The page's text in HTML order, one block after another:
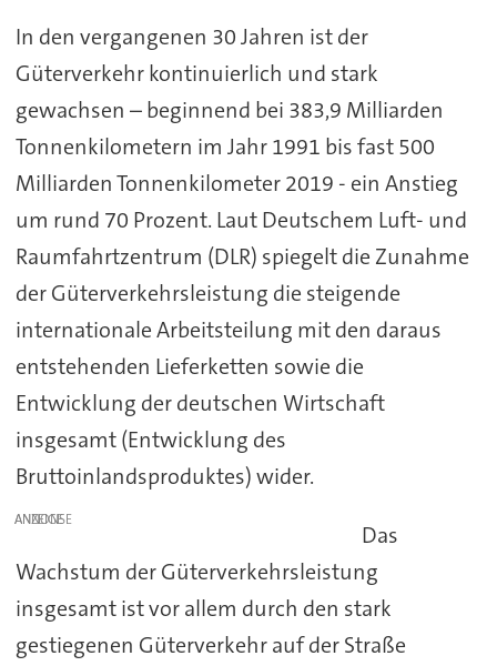
In den vergangenen 30 Jahren ist der
Güterverkehr kontinuierlich und stark
gewachsen – beginnend bei 383,9 Milliarden
Tonnenkilometern im Jahr 1991 bis fast 500
Milliarden Tonnenkilometer 2019 - ein Anstieg
um rund 70 Prozent. Laut Deutschem Luft- und
Raumfahrtzentrum (DLR) spiegelt die Zunahme
der Güterverkehrsleistung die steigende
internationale Arbeitsteilung mit den daraus
entstehenden Lieferketten sowie die
Entwicklung der deutschen Wirtschaft
insgesamt (Entwicklung des
Bruttoinlandsproduktes) wider.
ANZEIGE
Das
Wachstum der Güterverkehrsleistung
insgesamt ist vor allem durch den stark
gestiegenen Güterverkehr auf der Straße